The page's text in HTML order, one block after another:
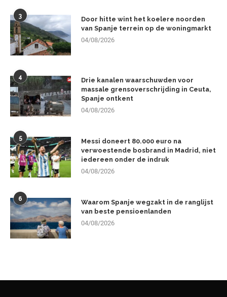
3
Door hitte wint het koelere noorden
van Spanje terrein op de woningmarkt
04/08/2026
4
Drie kanalen waarschuwden voor
massale grensoverschrijding in Ceuta,
Spanje ontkent
04/08/2026
5
Messi doneert 80.000 euro na
verwoestende bosbrand in Madrid, niet
iedereen onder de indruk
04/08/2026
6
Waarom Spanje wegzakt in de ranglijst
van beste pensioenlanden
04/08/2026